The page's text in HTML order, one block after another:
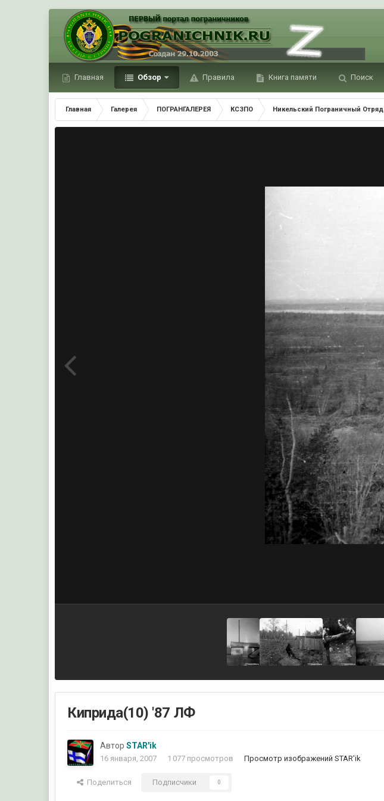
Главная Обзор Правила Книга памяти Поиск
Главная Галерея ПОГРАНГАЛЕРЕЯ КСЗПО Никельский Пограничный Отряд
Киприда(10) '87 ЛФ
АвторSTAR'ik
16 января, 2007 1 077 просмотров Просмотр изображений STAR'ik
Поделиться Подписчики 0